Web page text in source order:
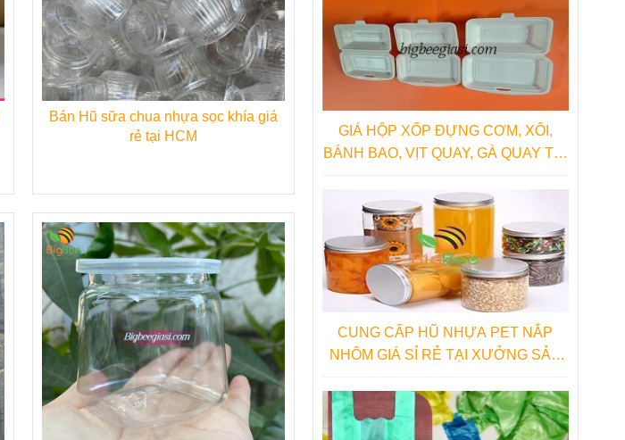
Bán Hũ sữa chua nhựa sọc khía giá
rẻ tại HCM
GIÁ HỘP XỐP ĐỰNG CƠM, XÔI,
BÁNH BAO, VỊT QUAY, GÀ QUAY TẠI
CUNG CẤP HŨ NHỰA PET NẮP
NHÔM GIÁ SỈ RẺ TẠI XƯỞNG SẢN